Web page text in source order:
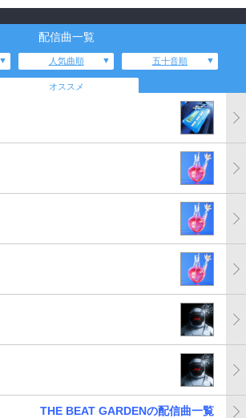
配信曲一覧
人気曲順 五十音順
オススメ
THE BEAT GARDENの配信曲一覧